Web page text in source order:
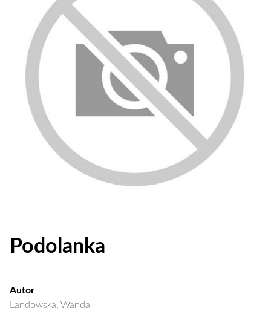
Podolanka
Autor
Landowska, Wanda